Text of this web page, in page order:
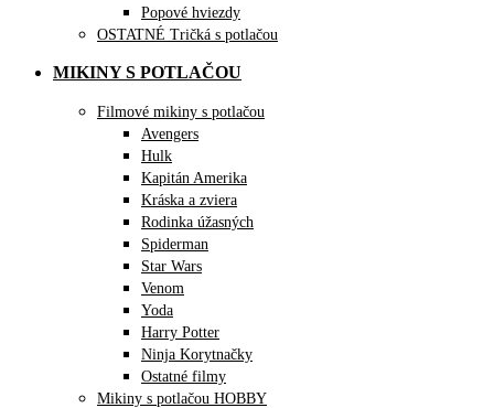
Popové hviezdy
OSTATNÉ Tričká s potlačou
MIKINY S POTLAČOU
Filmové mikiny s potlačou
Avengers
Hulk
Kapitán Amerika
Kráska a zviera
Rodinka úžasných
Spiderman
Star Wars
Venom
Yoda
Harry Potter
Ninja Korytnačky
Ostatné filmy
Mikiny s potlačou HOBBY